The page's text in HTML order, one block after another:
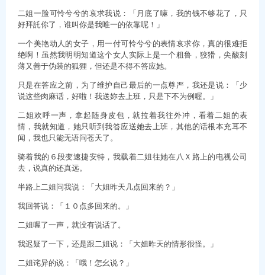
二姐一脸可怜兮兮的哀求我说：「月底了嘛，我的钱不够花了，只
好拜託你了，谁叫你是我唯一的依靠呢！」
一个美艳动人的女子，用一付可怜兮兮的表情哀求你，真的很难拒
绝啊！虽然我明明知道这个女人实际上是一个粗鲁，狡猾，尖酸刻
薄又善于伪装的狐狸，但还是不得不答应她。
只是在答应之前，为了维护自己最后的一点尊严，我还是说：「少
说这些肉麻话，好啦！我送妳去上班，只是下不为例喔。」
二姐欢呼一声，拿起随身皮包，就拉着我往外冲，看着二姐的表
情，我就知道，她只听到我答应送她去上班，其他的话根本充耳不
闻，我也只能无语问苍天了。
骑着我的６段变速捷安特，我载着二姐往她在八Ｘ路上的电视公司
去，说真的还真远。
半路上二姐问我说：「大姐昨天几点回来的？」
我回答说：「１０点多回来的。」
二姐喔了一声，就没有说话了。
我迟疑了一下，还是跟二姐说：「大姐昨天的情形很怪。」
二姐诧异的说：「哦！怎幺说？」